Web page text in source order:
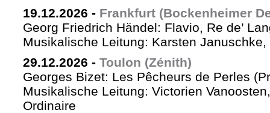
19.12.2026 - Frankfurt (Bockenheimer
Georg Friedrich Händel: Flavio, Re de’
Musikalische Leitung: Karsten
29.12.2026 - Toulon (Zénith)
Georges Bizet: Les Pêcheurs de Perles
Musikalische Leitung: Victorien
Ordinaire